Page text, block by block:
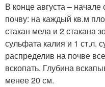
В конце августа –
почву: на каждый кв.м
стакан мела и 2 стакана
сульфата калия и 1 ст.л.
распределив на почве
вскопать. Глубина
менее 20 см.